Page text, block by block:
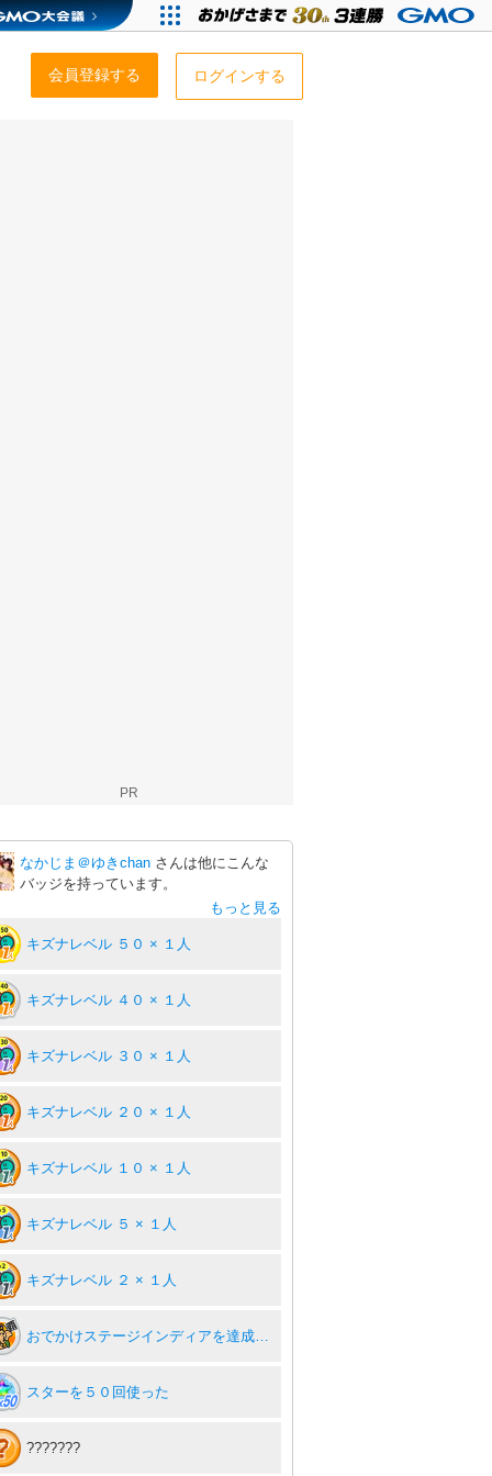
会員登録する ログインする
PR
なかじま＠ゆきchan さんは他にこんな
バッジを持っています。
もっと見る
キズナレベル ５０ × １人
キズナレベル ４０ × １人
キズナレベル ３０ × １人
キズナレベル ２０ × １人
キズナレベル １０ × １人
キズナレベル ５ × １人
キズナレベル ２ × １人
おでかけステージインディアを達成度１００％
スターを５０回使った
???????